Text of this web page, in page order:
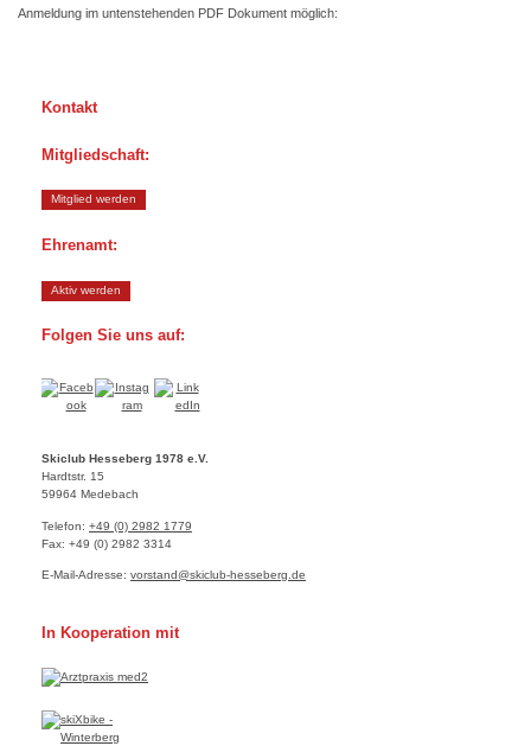
Anmeldung im untenstehenden PDF Dokument möglich:
Kontakt
Mitgliedschaft:
Mitglied werden
Ehrenamt:
Aktiv werden
Folgen Sie uns auf:
Skiclub Hesseberg 1978 e.V.
Hardtstr. 15
59964 Medebach
Telefon: +49 (0) 2982 1779
Fax: +49 (0) 2982 3314
E-Mail-Adresse: vorstand@skiclub-hesseberg.de
In Kooperation mit